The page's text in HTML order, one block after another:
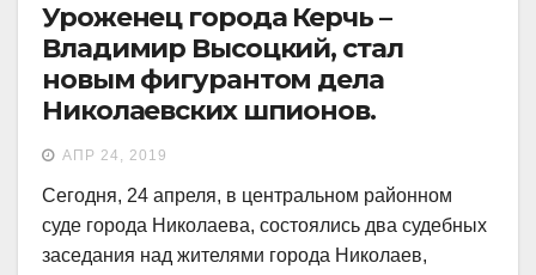
Уроженец города Керчь –
Владимир Высоцкий, стал
новым фигурантом дела
Николаевских шпионов.
АПР 24, 2019
Сегодня, 24 апреля, в центральном районном
суде города Николаева, состоялись два судебных
заседания над жителями города Николаев,